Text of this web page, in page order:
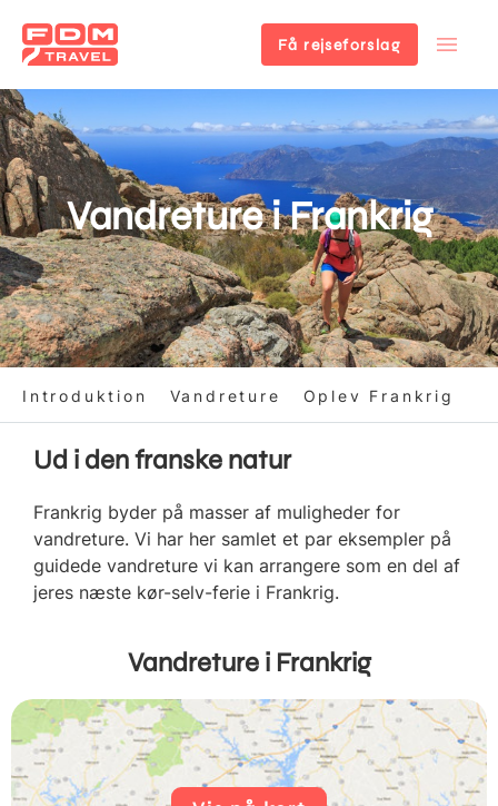
Gå
til
hovedindhold
Få rejseforslag
Vandreture i Frankrig
Introduktion Vandreture Oplev Frankrig
Ud i den franske natur
Frankrig byder på masser af muligheder for
vandreture. Vi har her samlet et par eksempler på
guidede vandreture vi kan arrangere som en del af
jeres næste kør-selv-ferie i Frankrig.
Vandreture i Frankrig